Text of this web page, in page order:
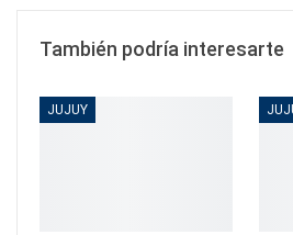
También podría interesarte
JUJUY